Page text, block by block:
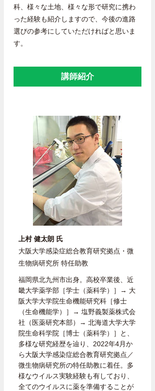
科、様々な土地、様々な形で研究に携わ
った経験も紹介しますので、今後の進路
選びの参考にしていただければと思いま
す。
講師紹介
上村 健太朗 氏
大阪大学感染症総合教育研究拠点・微
生物病研究所 特任助教
福岡県北九州市出身。高校卒業後、近
畿大学薬学部［学士（薬科学）］→ 大
阪大学大学院生命機能研究科［修士
（生命機能学）］→ 塩野義製薬株式会
社（医薬研究本部）→ 北海道大学大学
院生命科学院［博士（薬科学）］と、
多様な研究経歴を辿り、2022年4月か
ら大阪大学感染症総合教育研究拠点／
微生物病研究所の特任助教に着任。多
様なウイルス実験経験も有しており、
全てのウイルスに薬を準備することが